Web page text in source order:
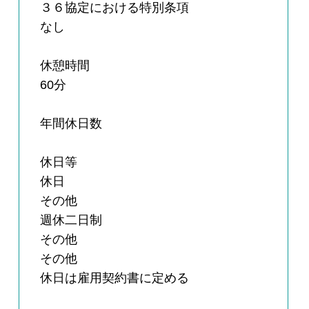
３６協定における特別条項
なし
休憩時間
60分
年間休日数
休日等
休日
その他
週休二日制
その他
その他
休日は雇用契約書に定める